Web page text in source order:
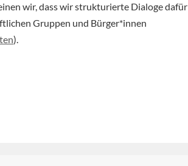
wir, dass wir strukturierte Dialoge dafür
Gruppen und Bürger*innen
).